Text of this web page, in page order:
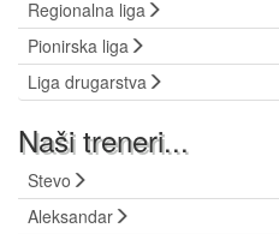
Regionalna liga
Pionirska liga
Liga drugarstva
Naši treneri...
Stevo
Aleksandar